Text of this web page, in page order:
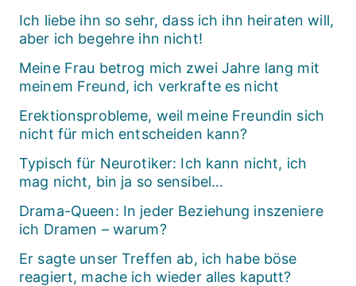
Ich liebe ihn so sehr, dass ich ihn heiraten will,
aber ich begehre ihn nicht!
Meine Frau betrog mich zwei Jahre lang mit
meinem Freund, ich verkrafte es nicht
Erektionsprobleme, weil meine Freundin sich
nicht für mich entscheiden kann?
Typisch für Neurotiker: Ich kann nicht, ich
mag nicht, bin ja so sensibel…
Drama-Queen: In jeder Beziehung inszeniere
ich Dramen – warum?
Er sagte unser Treffen ab, ich habe böse
reagiert, mache ich wieder alles kaputt?